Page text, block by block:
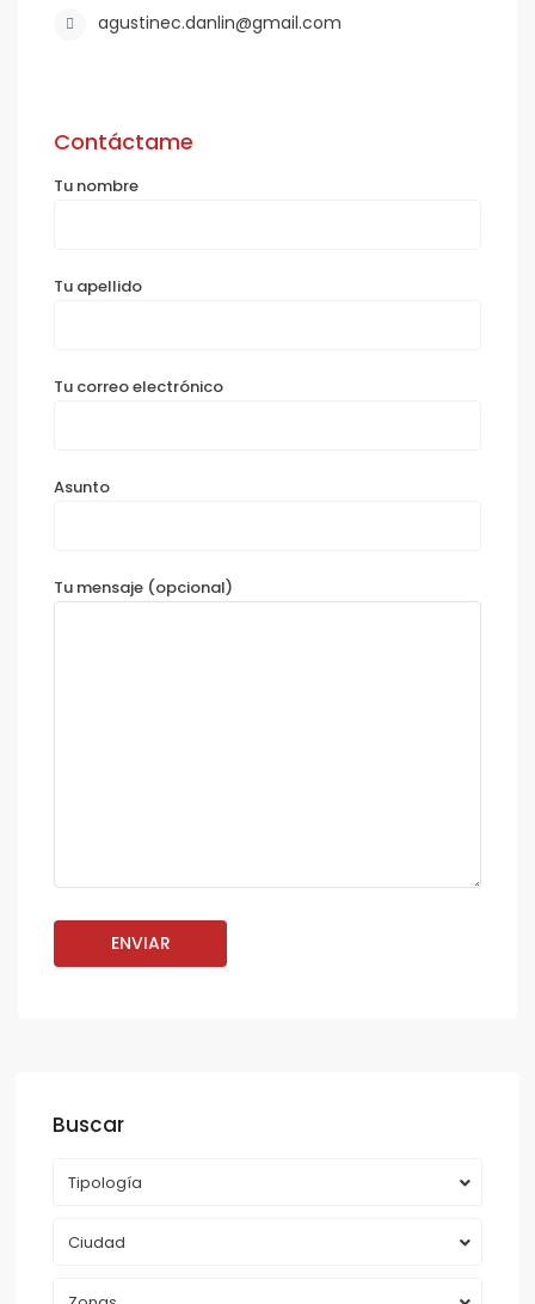
agustinec.danlin@gmail.com
Contáctame
Tu nombre
Tu apellido
Tu correo electrónico
Asunto
Tu mensaje (opcional)
Buscar
Tipología
Ciudad